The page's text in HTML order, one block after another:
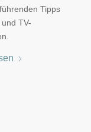
Tipps
TV-